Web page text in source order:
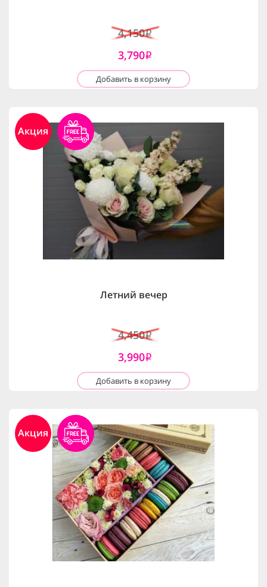
4,150i
3,790i
Добавить в корзину
Акция
Летний вечер
4,450i
3,990i
Добавить в корзину
Акция